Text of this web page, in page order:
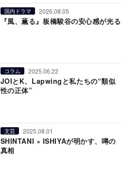
国内ドラマ 2026.08.05
『風、薫る』板橋駿谷の安心感が光る
コラム 2025.06.22
JOIとK、Lapwingと私たちの“類似
性の正体”
文芸 2025.08.01
SHINTANI × ISHIYAが明かす、噂の
真相